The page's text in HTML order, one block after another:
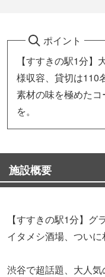
ポイント
【すすきの駅1分
様収容、貸切は110
素材の味を極めた
を。
施設概要
【すすきの駅1分】
イタメシ酒場、ついに
渋谷で超話題、大人